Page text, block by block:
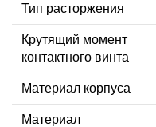
Тип расторжения
Крутящий момент
контактного винта
Материал корпуса
Материал